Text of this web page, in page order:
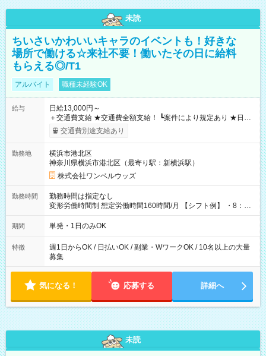
未読
ちいさいかわいいキャラのイベントも！好きな
場所で働ける☆来社不要！働いたその日に給料
もらえる◎/T1
アルバイト 職種未経験OK
給与
日給13,000円～
＋交通費支給 ★交通費全額支給！ ┗案件により規定あり ★日払
いOK！（規定あり） ┗働いたその日に現金GET♪ お仕事後はコ
ンビニATMから 日払い分を引き落とせます！ 【試用期間】試
交通費別途支給あり
勤務地
横浜市港北区
神奈川県横浜市港北区（最寄り駅：新横浜駅）
株式会社ワンベルウッズ
勤務時間
勤務時間は指定なし
変形労働時間制 想定労働時間160時間/月 【シフト例】 ・8：00
～21：00
期間 単発・1日のみOK
特徴
週1日からOK / 日払いOK / 副業・WワークOK / 10名以上の大量
募集
気になる！ 応募する 詳細へ
未読